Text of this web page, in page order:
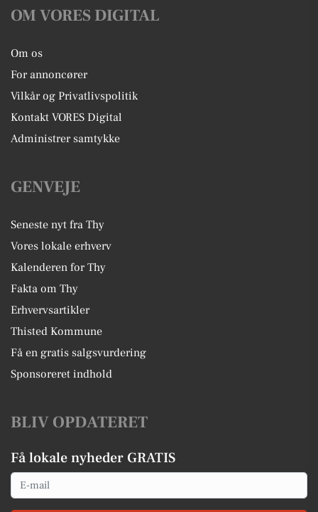
OM VORES DIGITAL
Om os
For annoncører
Vilkår og Privatlivspolitik
Kontakt VORES Digital
Administrer samtykke
GENVEJE
Seneste nyt fra Thy
Vores lokale erhverv
Kalenderen for Thy
Fakta om Thy
Erhvervsartikler
Thisted Kommune
Få en gratis salgsvurdering
Sponsoreret indhold
BLIV OPDATERET
Få lokale nyheder GRATIS
Email